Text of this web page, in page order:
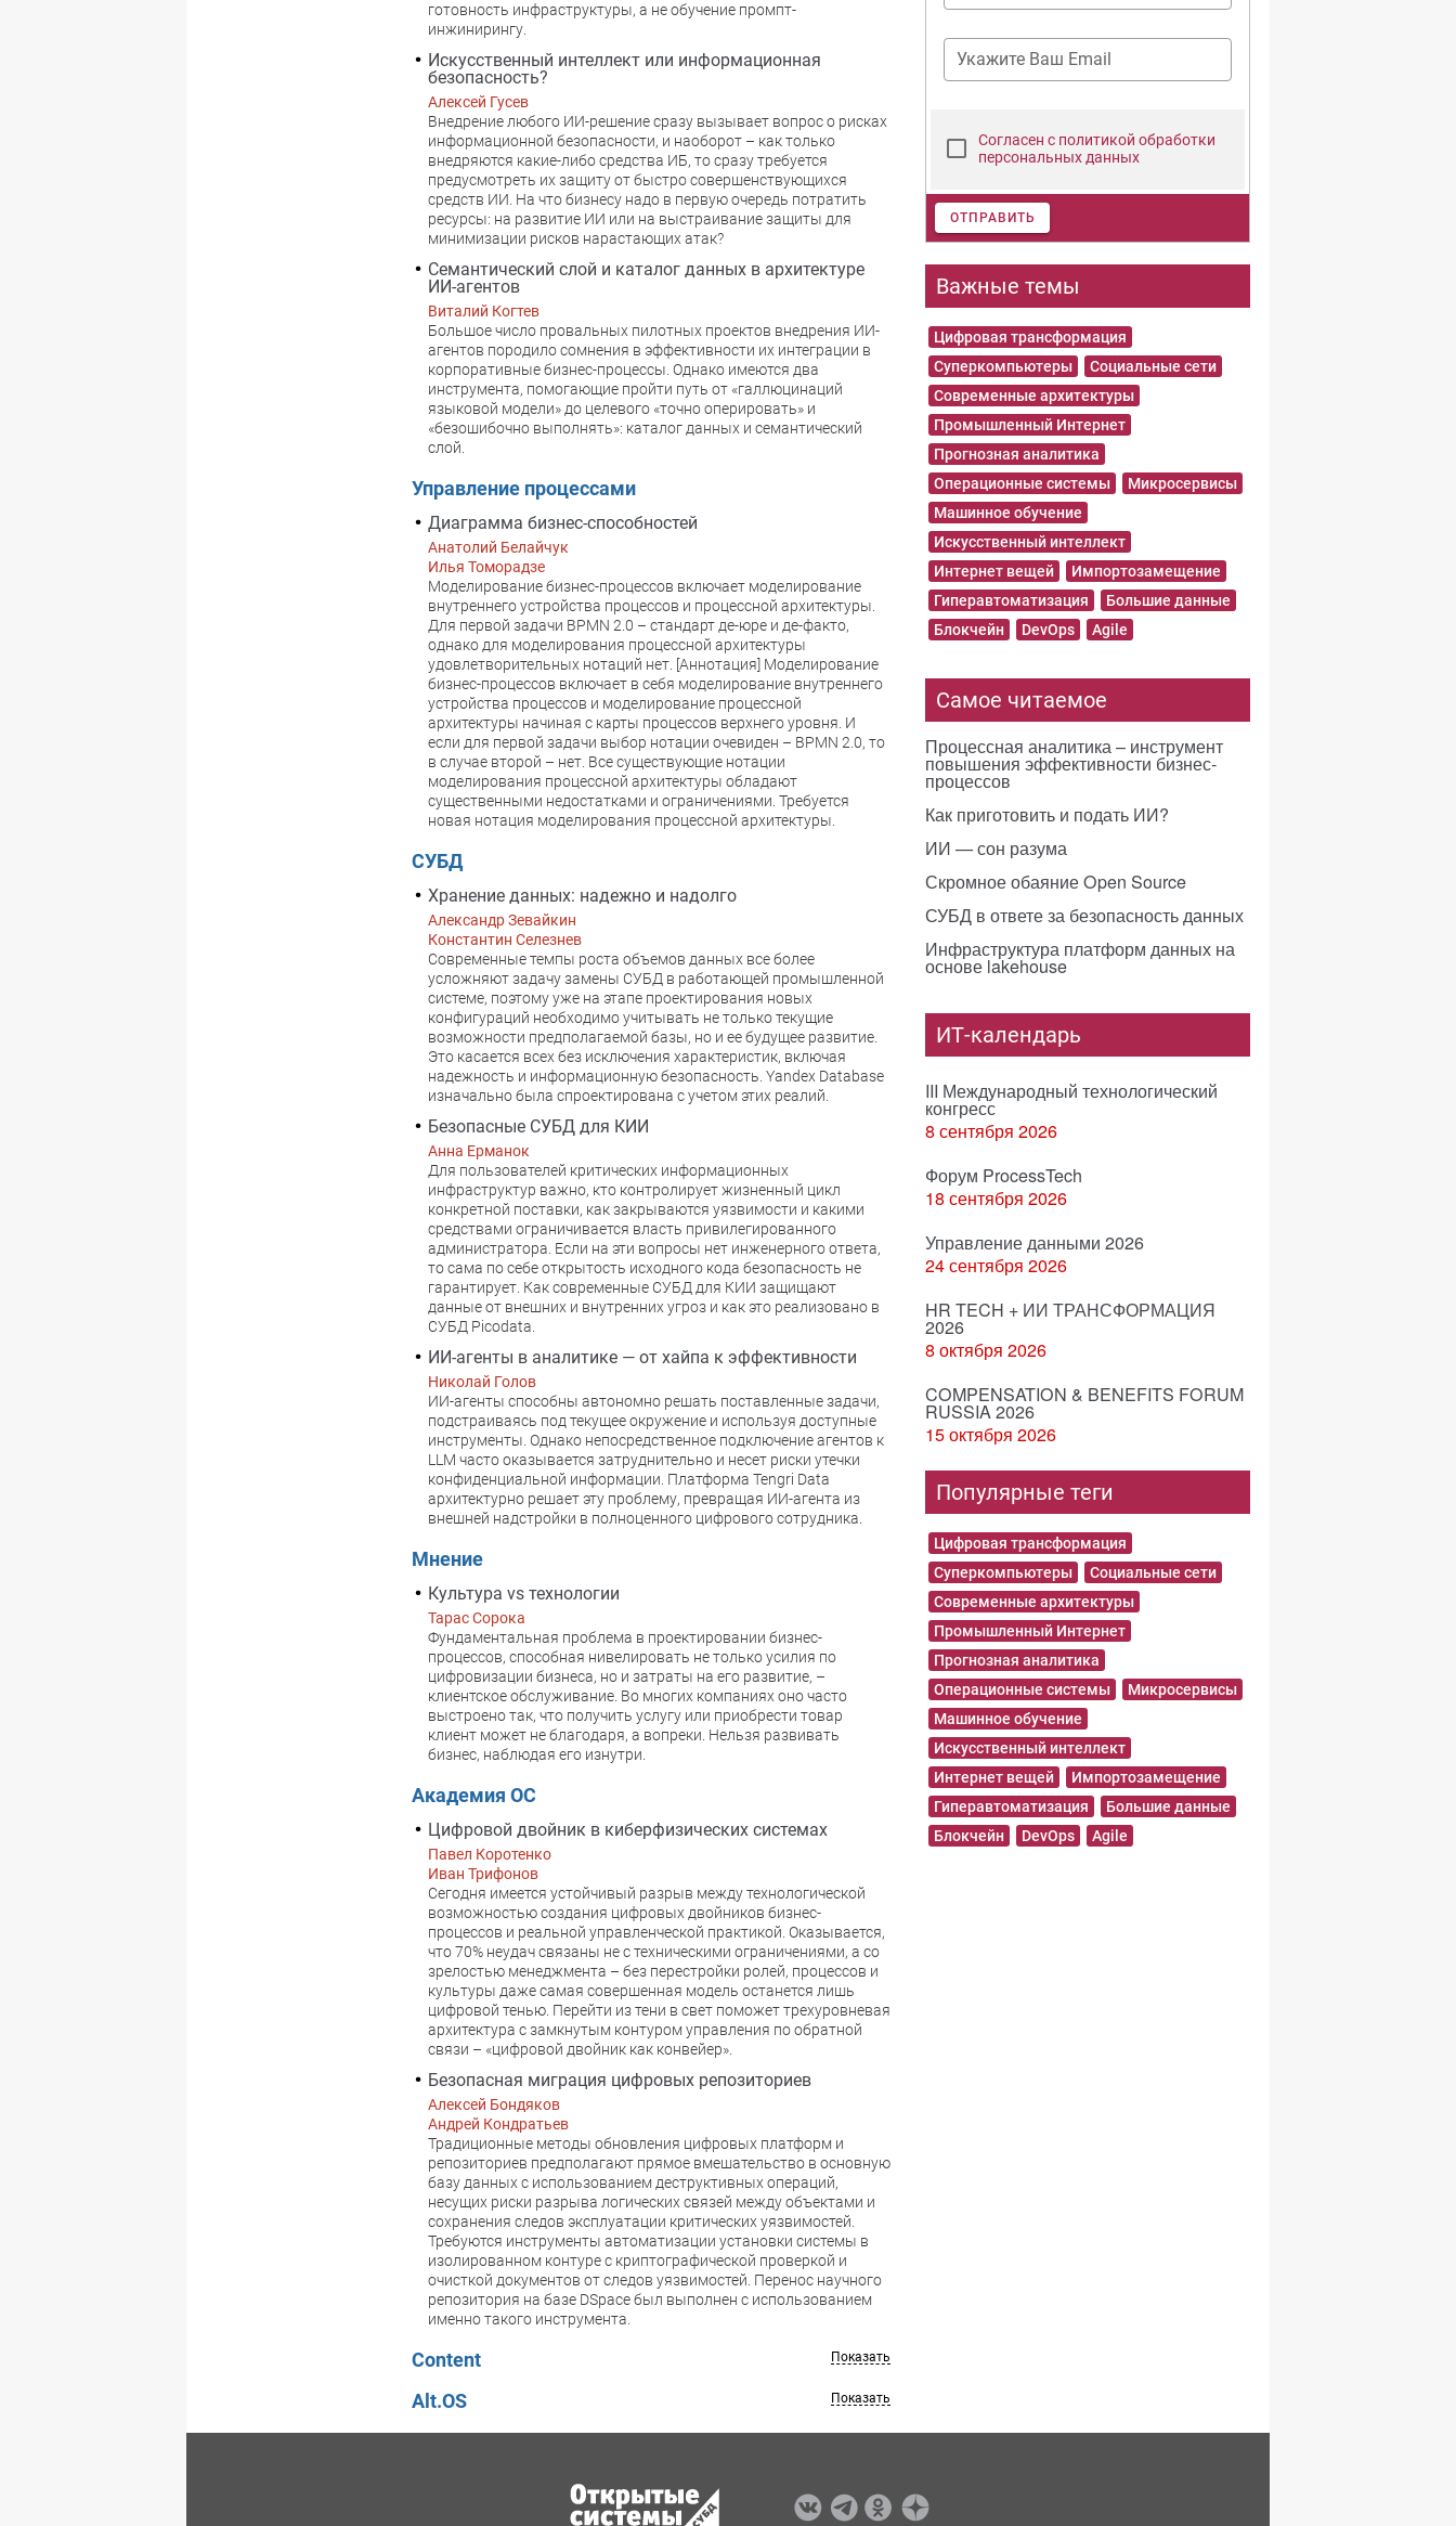
готовность инфраструктуры, а не обучение промпт-
инжинирингу.
Искусственный интеллект или информационная
безопасность?
Алексей Гусев
Внедрение любого ИИ-решение сразу вызывает вопрос о рисках
информационной безопасности, и наоборот – как только
внедряются какие-либо средства ИБ, то сразу требуется
предусмотреть их защиту от быстро совершенствующихся
средств ИИ. На что бизнесу надо в первую очередь потратить
ресурсы: на развитие ИИ или на выстраивание защиты для
минимизации рисков нарастающих атак?
Семантический слой и каталог данных в архитектуре
ИИ-агентов
Виталий Когтев
Большое число провальных пилотных проектов внедрения ИИ-
агентов породило сомнения в эффективности их интеграции в
корпоративные бизнес-процессы. Однако имеются два
инструмента, помогающие пройти путь от «галлюцинаций
языковой модели» до целевого «точно оперировать» и
«безошибочно выполнять»: каталог данных и семантический
слой.
Управление процессами
Диаграмма бизнес-способностей
Анатолий Белайчук
Илья Томорадзе
Моделирование бизнес-процессов включает моделирование
внутреннего устройства процессов и процессной архитектуры.
Для первой задачи BPMN 2.0 – стандарт де-юре и де-факто,
однако для моделирования процессной архитектуры
удовлетворительных нотаций нет. [Аннотация] Моделирование
бизнес-процессов включает в себя моделирование внутреннего
устройства процессов и моделирование процессной
архитектуры начиная с карты процессов верхнего уровня. И
если для первой задачи выбор нотации очевиден – BPMN 2.0, то
в случае второй – нет. Все существующие нотации
моделирования процессной архитектуры обладают
существенными недостатками и ограничениями. Требуется
новая нотация моделирования процессной архитектуры.
СУБД
Хранение данных: надежно и надолго
Александр Зевайкин
Константин Селезнев
Современные темпы роста объемов данных все более
усложняют задачу замены СУБД в работающей промышленной
системе, поэтому уже на этапе проектирования новых
конфигураций необходимо учитывать не только текущие
возможности предполагаемой базы, но и ее будущее развитие.
Это касается всех без исключения характеристик, включая
надежность и информационную безопасность. Yandex Database
изначально была спроектирована с учетом этих реалий.
Безопасные СУБД для КИИ
Анна Ерманок
Для пользователей критических информационных
инфраструктур важно, кто контролирует жизненный цикл
конкретной поставки, как закрываются уязвимости и какими
средствами ограничивается власть привилегированного
администратора. Если на эти вопросы нет инженерного ответа,
то сама по себе открытость исходного кода безопасность не
гарантирует. Как современные СУБД для КИИ защищают
данные от внешних и внутренних угроз и как это реализовано в
СУБД Picodata.
ИИ-агенты в аналитике — от хайпа к эффективности
Николай Голов
ИИ-агенты способны автономно решать поставленные задачи,
подстраиваясь под текущее окружение и используя доступные
инструменты. Однако непосредственное подключение агентов к
LLM часто оказывается затруднительно и несет риски утечки
конфиденциальной информации. Платформа Tengri Data
архитектурно решает эту проблему, превращая ИИ-агента из
внешней надстройки в полноценного цифрового сотрудника.
Мнение
Культура vs технологии
Тарас Сорока
Фундаментальная проблема в проектировании бизнес-
процессов, способная нивелировать не только усилия по
цифровизации бизнеса, но и затраты на его развитие, –
клиентское обслуживание. Во многих компаниях оно часто
выстроено так, что получить услугу или приобрести товар
клиент может не благодаря, а вопреки. Нельзя развивать
бизнес, наблюдая его изнутри.
Академия ОС
Цифровой двойник в киберфизических системах
Павел Коротенко
Иван Трифонов
Сегодня имеется устойчивый разрыв между технологической
возможностью создания цифровых двойников бизнес-
процессов и реальной управленческой практикой. Оказывается,
что 70% неудач связаны не с техническими ограничениями, а со
зрелостью менеджмента – без перестройки ролей, процессов и
культуры даже самая совершенная модель останется лишь
цифровой тенью. Перейти из тени в свет поможет трехуровневая
архитектура с замкнутым контуром управления по обратной
связи – «цифровой двойник как конвейер».
Безопасная миграция цифровых репозиториев
Алексей Бондяков
Андрей Кондратьев
Традиционные методы обновления цифровых платформ и
репозиториев предполагают прямое вмешательство в основную
базу данных с использованием деструктивных операций,
несущих риски разрыва логических связей между объектами и
сохранения следов эксплуатации критических уязвимостей.
Требуются инструменты автоматизации установки системы в
изолированном контуре с криптографической проверкой и
очисткой документов от следов уязвимостей. Перенос научного
репозитория на базе DSpace был выполнен с использованием
именно такого инструмента.
Показать
Content
Показать
Alt.OS
Укажите Ваш Email
Согласен с политикой обработки
персональных данных
ОТПРАВИТЬ
Важные темы
Цифровая трансформация
Суперкомпьютеры
Социальные сети
Современные архитектуры
Промышленный Интернет
Прогнозная аналитика
Операционные системы
Микросервисы
Машинное обучение
Искусственный интеллект
Интернет вещей
Импортозамещение
Гиперавтоматизация
Большие данные
Блокчейн
DevOps Agile
Самое читаемое
Процессная аналитика – инструмент
повышения эффективности бизнес-
процессов
Как приготовить и подать ИИ?
ИИ — сон разума
Скромное обаяние Open Source
СУБД в ответе за безопасность данных
Инфраструктура платформ данных на
основе lakehouse
ИТ-календарь
III Международный технологический
конгресс
8 сентября 2026
Форум ProcessTech
18 сентября 2026
Управление данными 2026
24 сентября 2026
HR TECH + ИИ ТРАНСФОРМАЦИЯ
2026
8 октября 2026
COMPENSATION & BENEFITS FORUM
RUSSIA 2026
15 октября 2026
Популярные теги
Цифровая трансформация
Суперкомпьютеры
Социальные сети
Современные архитектуры
Промышленный Интернет
Прогнозная аналитика
Операционные системы
Микросервисы
Машинное обучение
Искусственный интеллект
Интернет вещей
Импортозамещение
Гиперавтоматизация
Большие данные
Блокчейн
DevOps Agile